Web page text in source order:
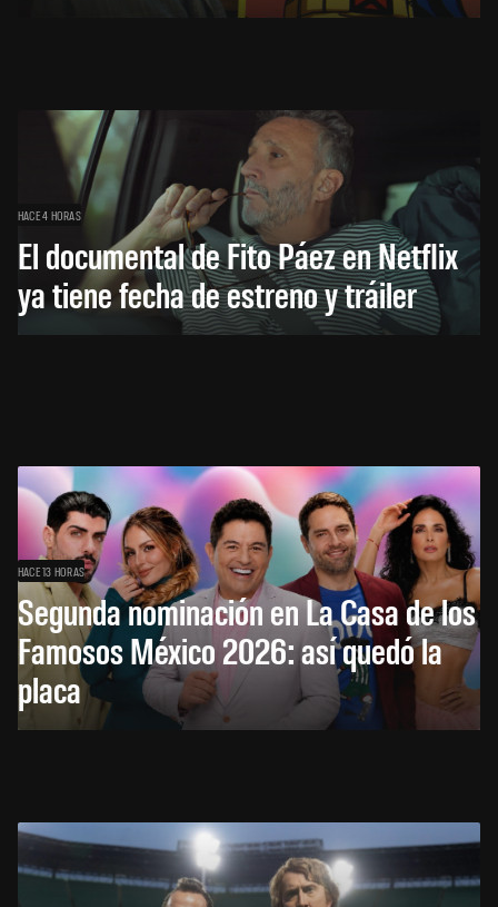
HACE 4 HORAS
El documental de Fito Páez en Netflix
ya tiene fecha de estreno y tráiler
HACE 13 HORAS
Segunda nominación en La Casa de los
Famosos México 2026: así quedó la
placa